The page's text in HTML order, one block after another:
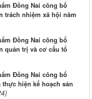
Đồng Nai công bố
trách nhiệm xã hội năm
Đồng Nai công bố
quản trị và cơ cấu tổ
Đồng Nai công bố
hiện kế hoạch sản